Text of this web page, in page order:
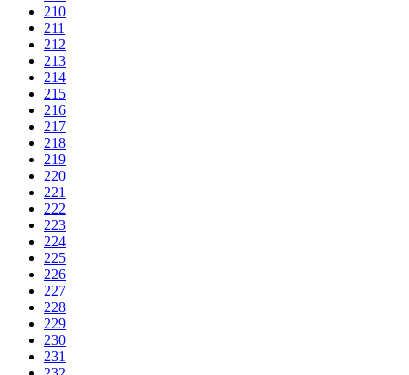
210
211
212
213
214
215
216
217
218
219
220
221
222
223
224
225
226
227
228
229
230
231